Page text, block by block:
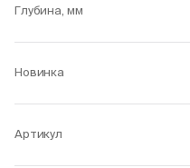
Глубина, мм
Новинка
Артикул